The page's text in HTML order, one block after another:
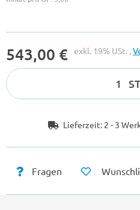
543,00 € exkl. 19% USt. ,
Lieferzeit: 2 - 3
Fragen